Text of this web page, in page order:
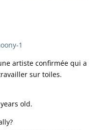
1
artiste confirmée qui a
sur toiles.
old.